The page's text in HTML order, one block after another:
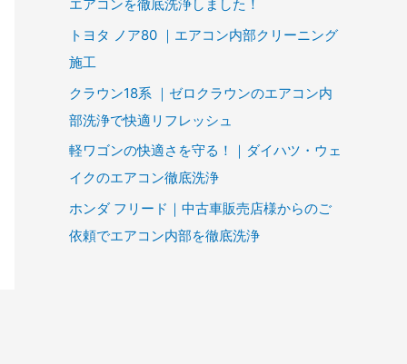
エアコンを徹底洗浄しました！
トヨタ ノア80 ｜エアコン内部クリーニング
施工
クラウン18系 ｜ゼロクラウンのエアコン内
部洗浄で快適リフレッシュ
軽ワゴンの快適さを守る！｜ダイハツ・ウェ
イクのエアコン徹底洗浄
ホンダ フリード｜中古車販売店様からのご
依頼でエアコン内部を徹底洗浄